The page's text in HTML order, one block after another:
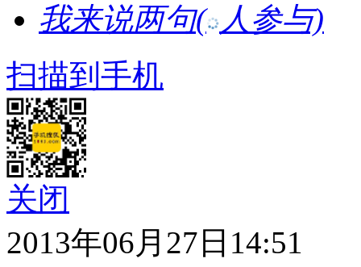
我来说两句( 人参与)
扫描到手机
关闭
2013年06月27日14:51